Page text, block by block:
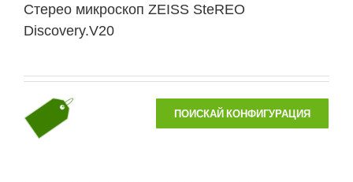
Стерео микроскоп ZEISS SteREO
Discovery.V20
ПОИСКАЙ КОНФИГУРАЦИЯ